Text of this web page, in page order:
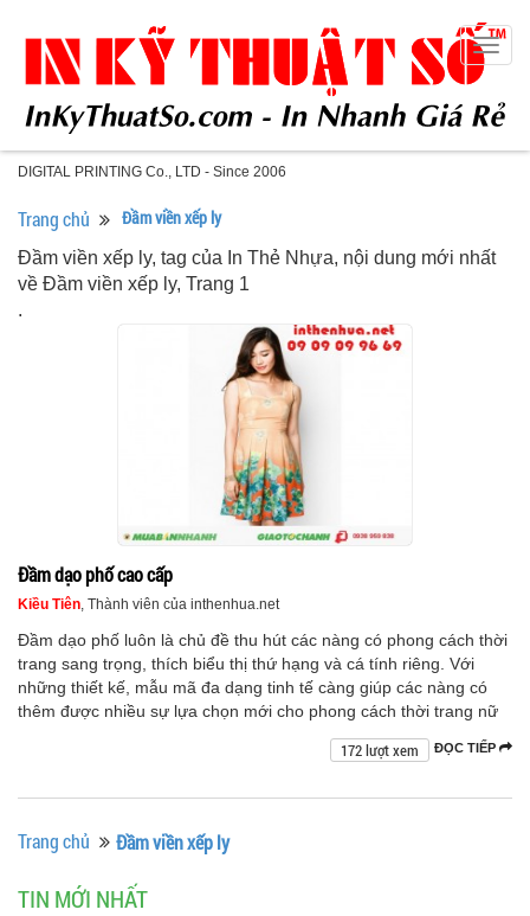
DIGITAL PRINTING Co., LTD - Since 2006
Trang chủ Đầm viền xếp ly
Đầm viền xếp ly, tag của In Thẻ Nhựa, nội dung mới nhất
về Đầm viền xếp ly, Trang 1
.
Đầm dạo phố cao cấp
Kiều Tiên, Thành viên của inthenhua.net
Đầm dạo phố luôn là chủ đề thu hút các nàng có phong cách thời
trang sang trọng, thích biểu thị thứ hạng và cá tính riêng. Với
những thiết kế, mẫu mã đa dạng tinh tế càng giúp các nàng có
thêm được nhiều sự lựa chọn mới cho phong cách thời trang nữ
ĐỌC TIẾP
172 lượt xem
Trang chủ Đầm viền xếp ly
TIN MỚI NHẤT